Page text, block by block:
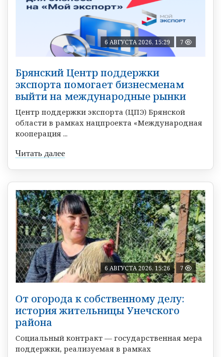
6 АВГУСТА 2026, 15:29 7
Брянский Центр поддержки
экспорта помогает бизнесменам
выйти на международные рынки
Центр поддержки экспорта (ЦПЭ) Брянской
области в рамках нацпроекта «Международная
кооперация ...
Читать далее
6 АВГУСТА 2026, 15:26 7
От огорода к собственному делу:
история жительницы Унечского
района
Социальный контракт — государственная мера
поддержки, реализуемая в рамках